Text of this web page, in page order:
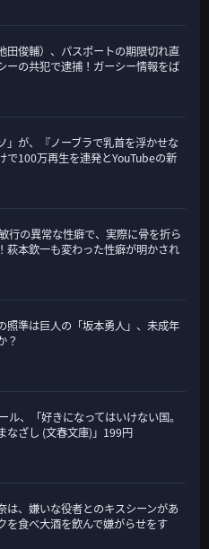
田俊輔）、パスポートの期限切れ直
ーの共犯で逮捕！ガーシー情報をば
」が、『ノーブラで乳首を浮かせな
で100万再生を連発とYouTubeの新
敏行の異常な性癖で、実際に骨を折ら
萩本欽一も変わった性癖が明かされ
照準は巨人の「坂本勇人」、未成年
？
、「好きになってはいけない国。
なざし (文春文庫)」199円
は、嫌いな役者とのキスシーンがあ
を食べ大酒を飲んで嫌がらせをす